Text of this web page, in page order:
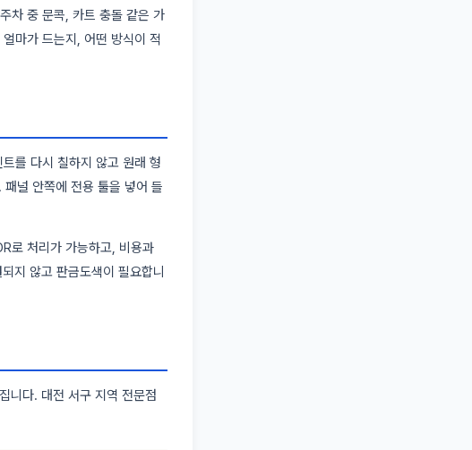
차 중 문콕, 카트 충돌 같은 가
마가 드는지, 어떤 방식이 적
를 다시 칠하지 않고 원래 형
널 안쪽에 전용 툴을 넣어 들
로 처리가 가능하고, 비용과
지 않고 판금도색이 필요합니
니다. 대전 서구 지역 전문점